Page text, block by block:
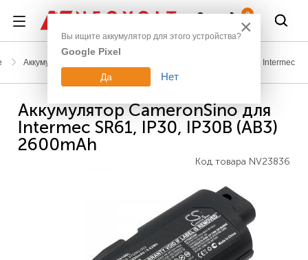
0
Аккумуляторы для сканеров штрих-кодов и терминалов Intermec
Аккумулятор CameronSino для
Intermec SR61, IP30, IP30B (AB3)
2600mAh
Код товара NV23836
×
Вы ищите аккумулятор для этого устройства?
Google Pixel
Да Нет